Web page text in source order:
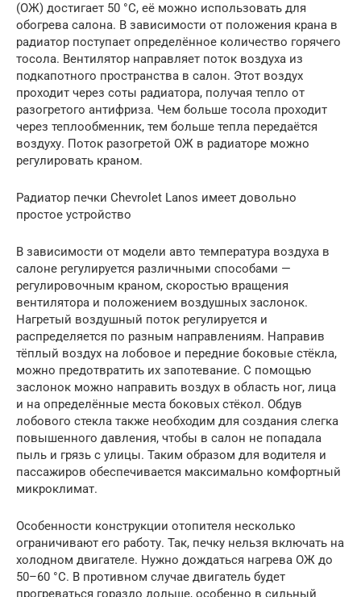
(ОЖ) достигает 50 °C, её можно использовать для
обогрева салона. В зависимости от положения крана в
радиатор поступает определённое количество горячего
тосола. Вентилятор направляет поток воздуха из
подкапотного пространства в салон. Этот воздух
проходит через соты радиатора, получая тепло от
разогретого антифриза. Чем больше тосола проходит
через теплообменник, тем больше тепла передаётся
воздуху. Поток разогретой ОЖ в радиаторе можно
регулировать краном.
Радиатор печки Chevrolet Lanos имеет довольно
простое устройство
В зависимости от модели авто температура воздуха в
салоне регулируется различными способами —
регулировочным краном, скоростью вращения
вентилятора и положением воздушных заслонок.
Нагретый воздушный поток регулируется и
распределяется по разным направлениям. Направив
тёплый воздух на лобовое и передние боковые стёкла,
можно предотвратить их запотевание. С помощью
заслонок можно направить воздух в область ног, лица
и на определённые места боковых стёкол. Обдув
лобового стекла также необходим для создания слегка
повышенного давления, чтобы в салон не попадала
пыль и грязь с улицы. Таким образом для водителя и
пассажиров обеспечивается максимально комфортный
микроклимат.
Особенности конструкции отопителя несколько
ограничивают его работу. Так, печку нельзя включать на
холодном двигателе. Нужно дождаться нагрева ОЖ до
50–60 °C. В противном случае двигатель будет
прогреваться гораздо дольше, особенно в сильный